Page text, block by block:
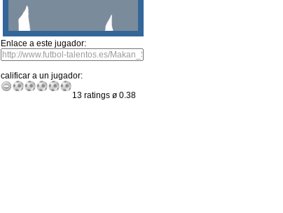
Enlace a este jugador:
calificar a un jugador:
13 ratings ø 0.38